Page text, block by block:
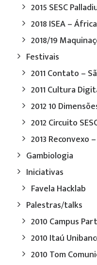
2015 SESC
2018 ISEA –
2018/19
Festivais
2011 Contato –
2011 Cultura
2012 10
2012 Circuito
2013 Reconvexo
Gambiologia
Iniciativas
Favela Hacklab
Palestras/talks
2010 Campus
2010 Itaú
2010 Tom